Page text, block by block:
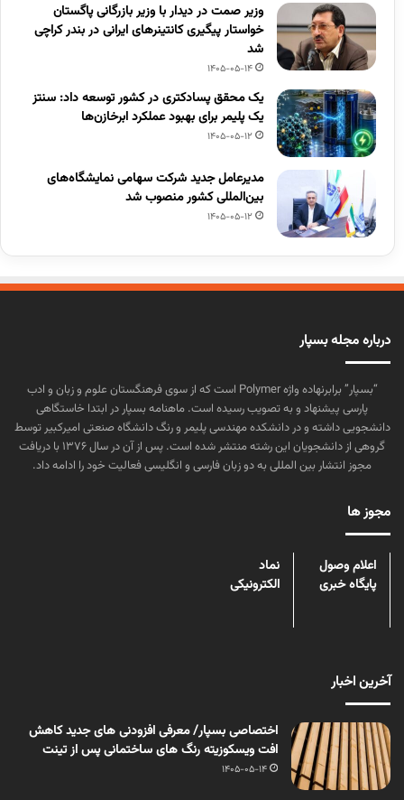
وزیر صمت در دیدار با وزیر بازرگانی پاگستان
خواستار پیگیری کانتینرهای ایرانی در بندر کراچی
شد
1405-05-14
یک محقق پسادکتری در کشور توسعه داد: سنتز
یک پلیمر برای بهبود عملکرد ابرخازن‌ها
1405-05-12
مدیرعامل جدید شرکت سهامی نمایشگاه‌های
بین‌المللی کشور منصوب شد
1405-05-12
درباره مجله بسپار
“بسپار” برابرنهاده واژه Polymer است که از سوی فرهنگستان علوم و زبان و ادب
پارسی پیشنهاد و به تصویب رسیده است. ماهنامه بسپار در ابتدا خاستگاهی
دانشجویی داشته و در دانشکده مهندسی پلیمر و رنگ دانشگاه صنعتی امیرکبیر توسط
گروهی از دانشجویان این رشته منتشر شده است. پس از آن در سال ۱۳۷۶ با دریافت
مجوز انتشار بین المللی به دو زبان فارسی و انگلیسی فعالیت خود را ادامه داد.
مجوز ها
اعلام وصول
پایگاه خبری
نماد
الکترونیکی
آخرین اخبار
اختصاصی بسپار/ معرفی افزودنی های جدید کاهش
افت ویسکوزیته رنگ های ساختمانی پس از تینت
1405-05-14